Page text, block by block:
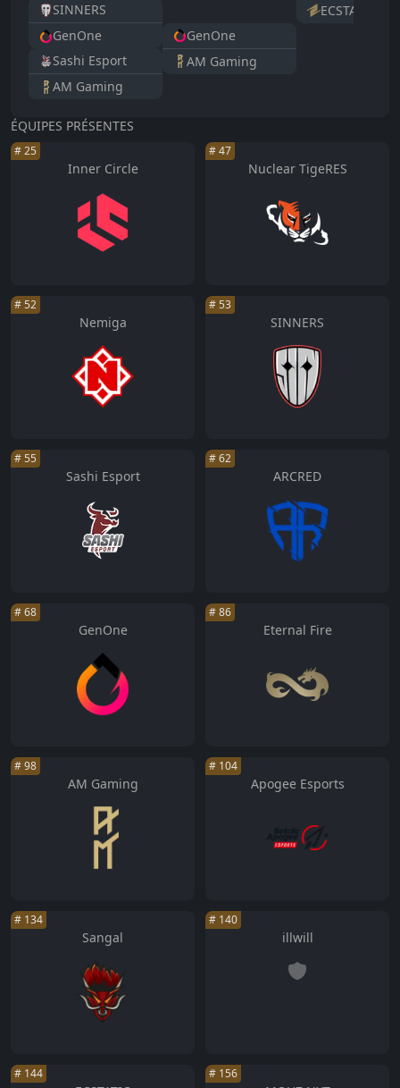
ECSTATIC
GenOne
AM Gaming
SINNERS
GenOne
Sashi Esport
AM Gaming
ÉQUIPES PRÉSENTES
#25
Inner Circle
#47
Nuclear TigeRES
#52
Nemiga
#53
SINNERS
#55
Sashi Esport
#62
ARCRED
#68
GenOne
#86
Eternal Fire
#98
AM Gaming
# 104
Apogee Esports
# 134
Sangal
# 140
illwill
# 144 # 156